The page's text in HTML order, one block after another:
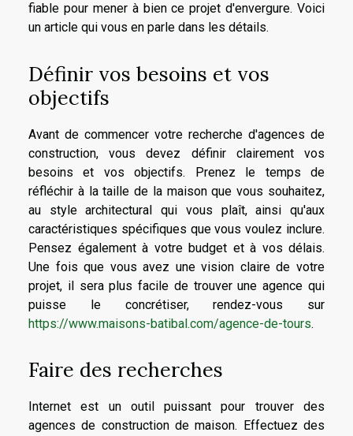
fiable pour mener à bien ce projet d'envergure. Voici
un article qui vous en parle dans les détails.
Définir vos besoins et vos
objectifs
Avant de commencer votre recherche d'agences de
construction, vous devez définir clairement vos
besoins et vos objectifs. Prenez le temps de
réfléchir à la taille de la maison que vous souhaitez,
au style architectural qui vous plaît, ainsi qu'aux
caractéristiques spécifiques que vous voulez inclure.
Pensez également à votre budget et à vos délais.
Une fois que vous avez une vision claire de votre
projet, il sera plus facile de trouver une agence qui
puisse le concrétiser, rendez-vous sur
https://www.maisons-batibal.com/agence-de-tours.
Faire des recherches
Internet est un outil puissant pour trouver des
agences de construction de maison. Effectuez des